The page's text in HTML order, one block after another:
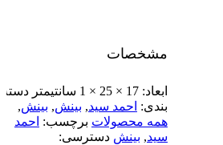
مشخصات
ابعاد: 17 × 25 × 1 سانتیمتر
دسته
بندی: احمد سید, بینش, بینش,
همه محصولات برچسب: احمد
سید, بینش دسترسی: